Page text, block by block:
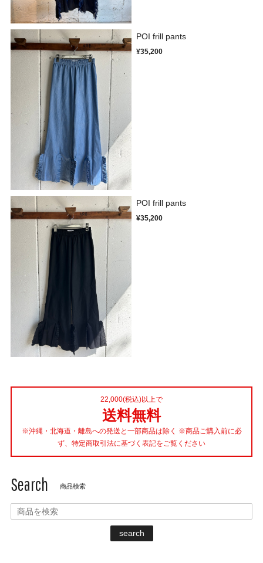
POI frill pants
¥35,200
POI frill pants
¥35,200
22,000(税込)以上で
送料無料
※沖縄・北海道・離島への発送と一部商品は除く ※商品ご購入前に必
ず、特定商取引法に基づく表記をご覧ください
Search 商品検索
search